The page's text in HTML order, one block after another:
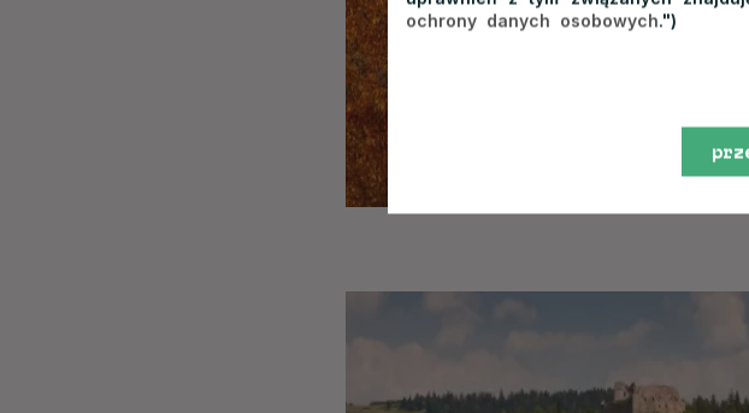
ochrony danych osobowych.")